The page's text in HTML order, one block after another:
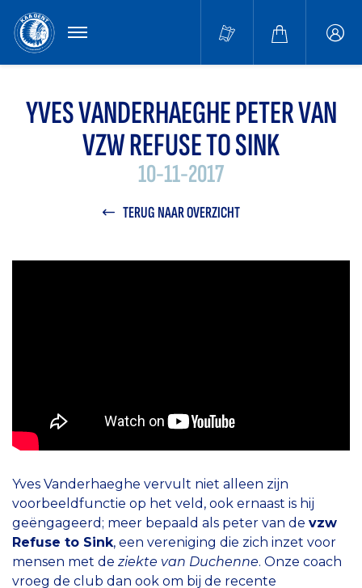
MENU
YVES VANDERHAEGHE PETER VAN
VZW REFUSE TO SINK
10-11-2017
TERUG NAAR OVERZICHT
Yves Vanderhaeghe vervult niet alleen zijn
voorbeeldfunctie op het veld, ook ernaast is hij
geëngageerd; meer bepaald als peter van de vzw
Refuse to Sink, een vereniging die zich inzet voor
mensen met de ziekte van Duchenne. Onze coach
vroeg de club dan ook om bij de recente